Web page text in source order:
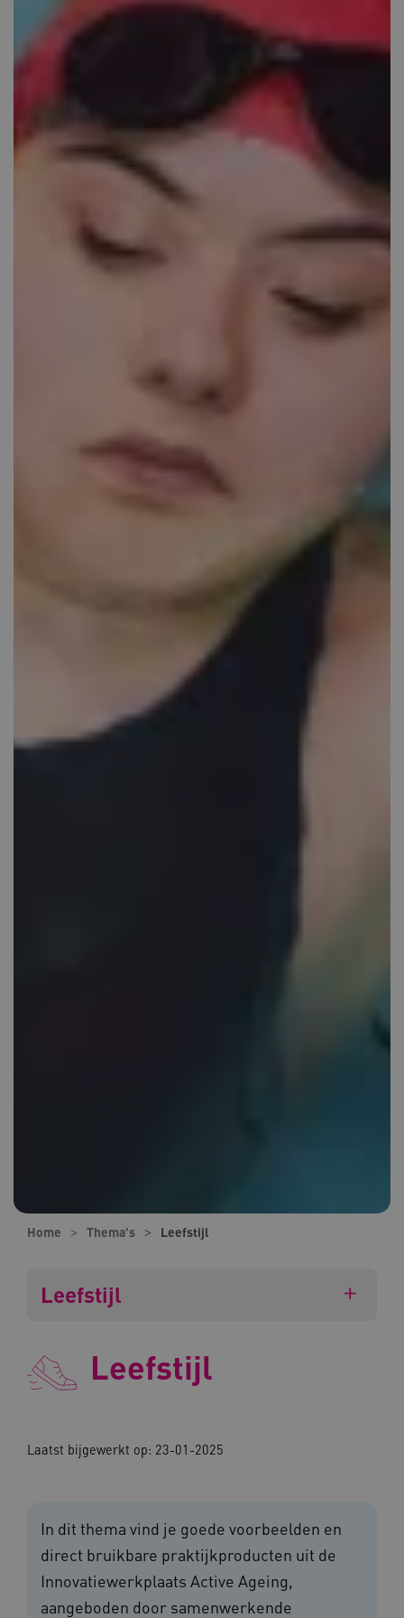
Home Thema's Leefstijl
Leefstijl
Leefstijl
Laatst bijgewerkt op: 23-01-2025
In dit thema vind je goede voorbeelden en
direct bruikbare praktijkproducten uit de
Innovatiewerkplaats Active Ageing,
aangeboden door samenwerkende